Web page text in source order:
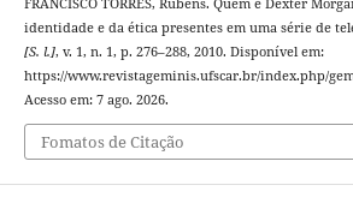
identidade e da ética presentes em uma série de
[S. l.], v. 1, n. 1, p. 276–288, 2010. Disponível em:
https://www.revistageminis.ufscar.br/index.php/
Acesso em: 7 ago. 2026.
Fomatos de Citação